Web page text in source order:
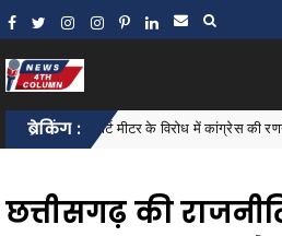
ब्रेकिंग :
और स्मार्ट मीटर के विरोध में कांग्रेस की रणनीति तय,
छत्तीसगढ़ की